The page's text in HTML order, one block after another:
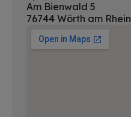
Am Bienwald 5
76744 Wörth am Rhein